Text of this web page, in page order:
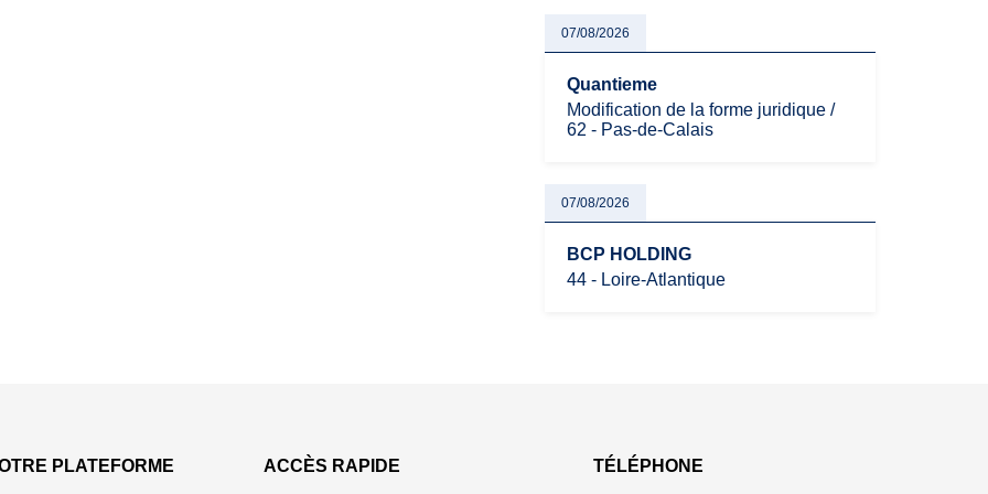
07/08/2026
Quantieme
Modification de la forme juridique /
62 - Pas-de-Calais
07/08/2026
BCP HOLDING
44 - Loire-Atlantique
PLATEFORME
ACCÈS RAPIDE
TÉLÉPHONE